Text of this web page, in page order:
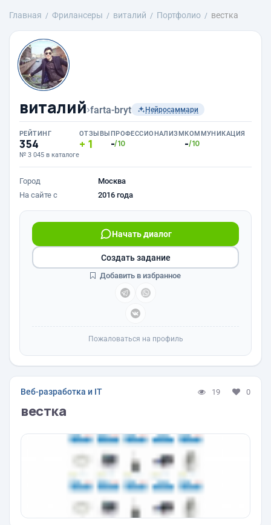
Главная Фрилансеры виталий Портфолио вестка
виталий›farta-bryt Нейросаммари
РЕЙТИНГ
354
№ 3 045 в каталоге
ОТЗЫВЫ
1
ПРОФЕССИОНАЛИЗМ
-/10
КОММУНИКАЦИЯ
-/10
Город
Москва
На сайте с
2016 года
Начать диалог
Создать задание
Добавить в избранное
Пожаловаться на профиль
Веб-разработка и IT 19 0
вестка